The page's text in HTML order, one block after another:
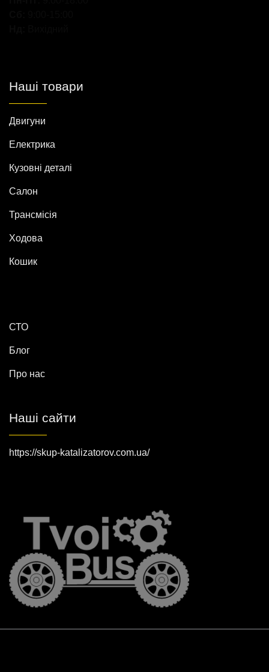
Наші товари
Двигуни
Електрика
Кузовні деталі
Салон
Трансмісія
Ходова
Кошик
СТО
Блог
Про нас
Наші сайти
https://skup-katalizatorov.com.ua/